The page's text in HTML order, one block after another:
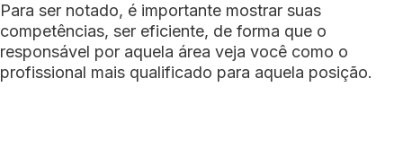
Para ser notado, é importante mostrar suas
competências, ser eficiente, de forma que o
responsável por aquela área veja você como o
profissional mais qualificado para aquela posição.